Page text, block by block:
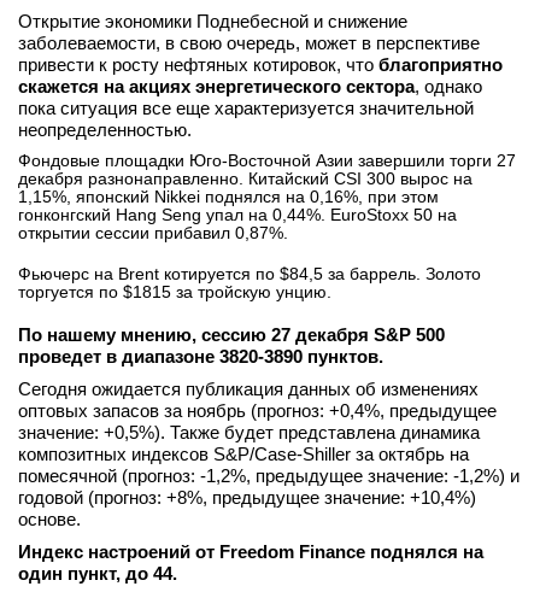
Открытие экономики Поднебесной и снижение
заболеваемости, в свою очередь, может в перспективе
привести к росту нефтяных котировок, что благоприятно
скажется на акциях энергетического сектора, однако
пока ситуация все еще характеризуется значительной
неопределенностью.
Фондовые площадки Юго-Восточной Азии завершили торги 27
декабря разнонаправленно. Китайский CSI 300 вырос на
1,15%, японский Nikkei поднялся на 0,16%, при этом
гонконгский Hang Seng упал на 0,44%. EuroStoxx 50 на
открытии сессии прибавил 0,87%.
Фьючерс на Brent котируется по $84,5 за баррель. Золото
торгуется по $1815 за тройскую унцию.
По нашему мнению, сессию 27 декабря S&P 500
проведет в диапазоне 3820-3890 пунктов.
Сегодня ожидается публикация данных об изменениях
оптовых запасов за ноябрь (прогноз: +0,4%, предыдущее
значение: +0,5%). Также будет представлена динамика
композитных индексов S&P/Case-Shiller за октябрь на
помесячной (прогноз: -1,2%, предыдущее значение: -1,2%) и
годовой (прогноз: +8%, предыдущее значение: +10,4%)
основе.
Индекс настроений от Freedom Finance поднялся на
один пункт, до 44.